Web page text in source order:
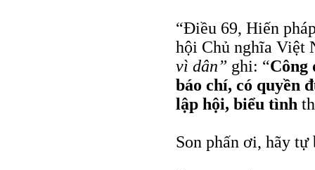
“Điều 69, Hiến
hội Chủ nghĩa Việt
vì dân” ghi: “Công
báo chí, có quyền
lập hội, biểu tình
Son phấn ơi, hãy